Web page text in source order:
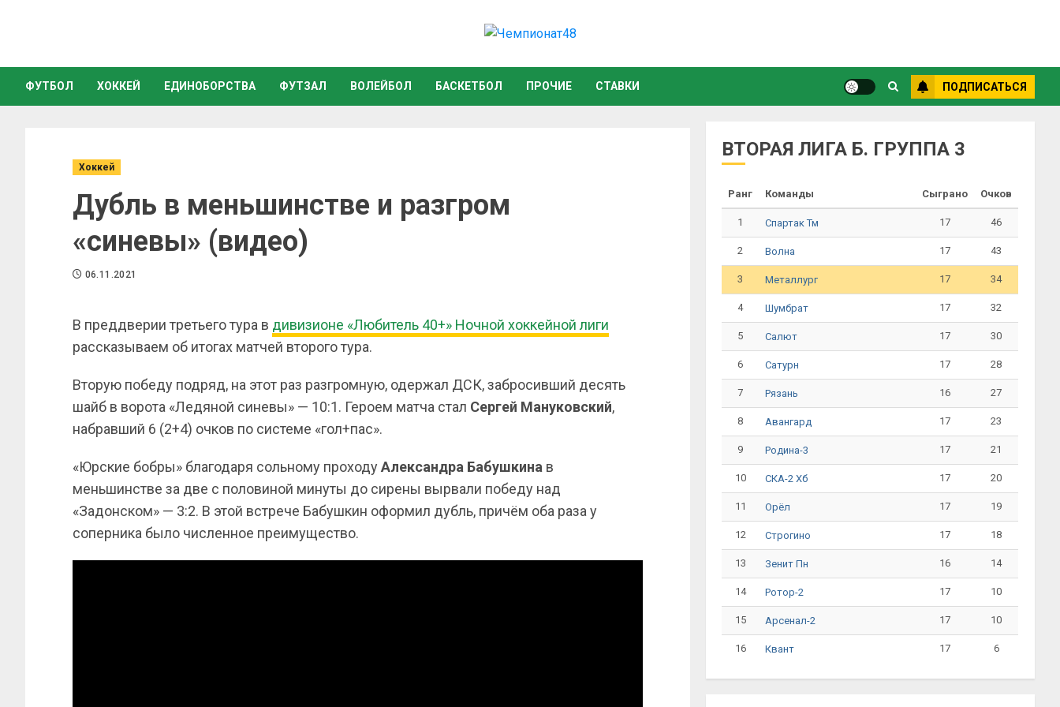
ФУТБОЛ ХОККЕЙ ЕДИНОБОРСТВА ФУТЗАЛ ВОЛЕЙБОЛ БАСКЕТБОЛ ПРОЧИЕ СТАВКИ ПОДПИСАТЬСЯ
Хоккей
Дубль в меньшинстве и разгром
«синевы» (видео)
06.11.2021
В преддверии третьего тура в дивизионе «Любитель 40+» Ночной хоккейной лиги
рассказываем об итогах матчей второго тура.
Вторую победу подряд, на этот раз разгромную, одержал ДСК, забросивший десять
шайб в ворота «Ледяной синевы» — 10:1. Героем матча стал Сергей Мануковский,
набравший 6 (2+4) очков по системе «гол+пас».
«Юрские бобры» благодаря сольному проходуАлександра Бабушкина в
меньшинстве за две с половиной минуты до сирены вырвали победу над
«Задонском» — 3:2. В этой встрече Бабушкин оформил дубль, причём оба раза у
соперника было численное преимущество.
ВТОРАЯ ЛИГА Б. ГРУППА 3
Ранг Команды Сыграно Очков
1 Спартак Тм 17 46
2 Волна 17 43
3 Металлург 17 34
4 Шумбрат 17 32
5 Салют 17 30
6 Сатурн 17 28
7 Рязань 16 27
8 Авангард 17 23
9 Родина-3 17 21
10 СКА-2 Хб 17 20
11 Орёл 17 19
12 Строгино 17 18
13 Зенит Пн 16 14
14 Ротор-2 17 10
15 Арсенал-2 17 10
16 Квант 17 6